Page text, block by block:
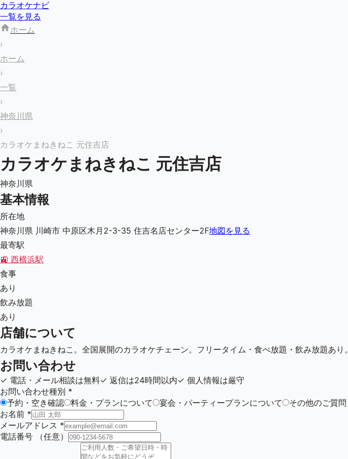
カラオケナビ
一覧を見る
ホーム
›
ホーム
›
一覧
›
神奈川県
›
カラオケまねきねこ 元住吉店
カラオケまねきねこ 元住吉店
神奈川県
基本情報
所在地
神奈川県 川崎市 中原区木月2-3-35 住吉名店センター2F地図を見る
最寄駅
🚉 西横浜駅
食事
あり
飲み放題
あり
店舗について
カラオケまねきねこ。全国展開のカラオケチェーン。フリータイム・食べ放題・飲み放題あり。
お問い合わせ
✓ 電話・メール相談は無料✓ 返信は24時間以内✓ 個人情報は厳守
お問い合わせ種別 *
予約・空き確認
料金・プランについて 宴会・パーティープランについて
その他のご質問
お名前 *
メールアドレス *
電話番号
（任意）